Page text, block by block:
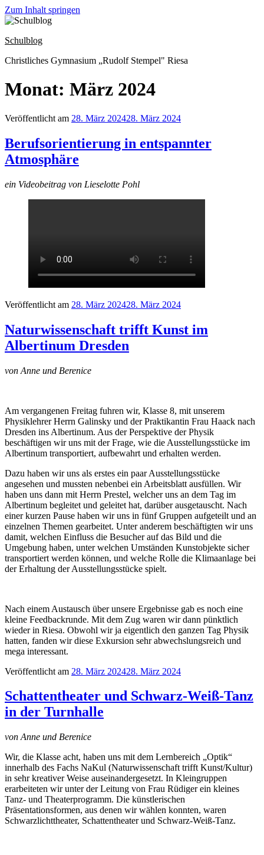
Zum Inhalt springen
Schulblog
Christliches Gymnasium „Rudolf Stempel" Riesa
Monat: März 2024
Veröffentlicht am 28. März 202428. März 2024
Berufsorientierung in entspannter
Atmosphäre
ein Videobeitrag von Lieselotte Pohl
Veröffentlicht am 28. März 202428. März 2024
Naturwissenschaft trifft Kunst im
Albertinum Dresden
von Anne und Berenice
Am vergangenen Freitag fuhren wir, Klasse 8, mit unserem
Physiklehrer Herrn Galinsky und der Praktikantin Frau Haack nach
Dresden ins Albertinum. Aus der Perspektive der Physik
beschäftigen wir uns mit der Frage, wie die Ausstellungsstücke im
Albertinum transportiert, aufbewahrt und erhalten werden.
Dazu haben wir uns als erstes ein paar Ausstellungsstücke
angesehen und mussten nebenbei ein Arbeitsblatt ausfüllen. Wir
haben uns dann mit Herrn Prestel, welcher uns an dem Tag im
Albertinum begleitet und geleitet hat, darüber ausgetauscht. Nach
einer kurzen Pause haben wir uns in fünf Gruppen aufgeteilt und an
einzelnen Themen gearbeitet. Unter anderem beschäftigten wir uns
damit, welchen Einfluss die Besucher auf das Bild und die
Umgebung haben, unter welchen Umständen Kunstobjekte sicher
transportiert werden können, und welche Rolle die Klimaanlage bei
der Erhaltung der Ausstellungsstücke spielt.
Nach einem Austausch über unsere Ergebnisse gab es noch eine
kleine Feedbackrunde. Mit dem Zug waren wir dann pünktlich
wieder in Riesa. Obwohl wir ja eigentlich den ganzen Tag Physik
hatten, fanden wir diese Exkursion sehr abwechslungsreich und
mega interessant.
Veröffentlicht am 28. März 202428. März 2024
Schattentheater und Schwarz-Weiß-Tanz
in der Turnhalle
von Anne und Berenice
Wir, die Klasse acht, haben uns mit dem Lernbereich „Optik“
innerhalb des Fachs NaKul (Naturwissenschaft trifft Kunst/Kultur)
in sehr kreativer Weise auseinandergesetzt. In Kleingruppen
erarbeiteten wir unter der Leitung von Frau Rüdiger ein kleines
Tanz- und Theaterprogramm. Die künstlerischen
Präsentationsformen, aus denen wir wählen konnten, waren
Schwarzlichttheater, Schattentheater und Schwarz-Weiß-Tanz.